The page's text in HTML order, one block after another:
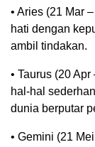
• Aries (21 Mar
hati dengan
ambil tindakan.
• Taurus (20
hal-hal
dunia berputar
• Gemini (21